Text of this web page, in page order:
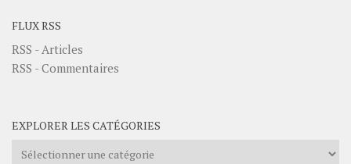
FLUX RSS
RSS - Articles
RSS - Commentaires
EXPLORER LES CATÉGORIES
Explorer